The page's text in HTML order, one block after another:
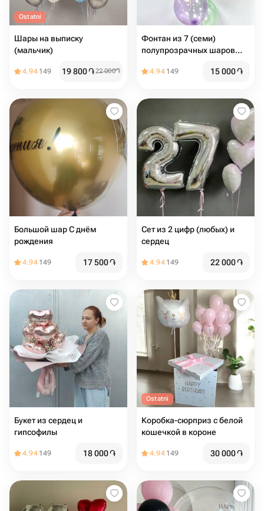
Ostatni
Шары на выписку
(мальчик)
4.94 149 19 800֏22 000֏
Фонтан из 7 (семи)
полупрозрачных шаров
4.94 149 15 000֏
Большой шар С днём
рождения
4.94 149 17 500֏
Сет из 2 цифр (любых) и
сердец
4.94 149 22 000֏
Букет из сердец и
гипсофилы
4.94 149 18 000֏
Ostatni
Коробка-сюрприз с белой
кошечкой в короне
4.94 149 30 000֏